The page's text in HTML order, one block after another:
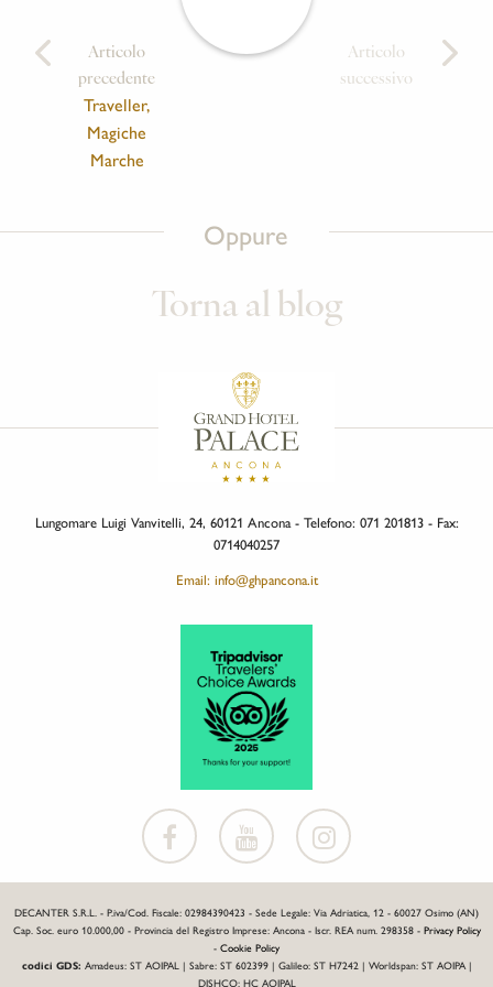
Articolo
precedente
Traveller,
Magiche
Marche
Articolo
successivo
Oppure
Torna al blog
Lungomare Luigi Vanvitelli, 24, 60121 Ancona - Telefono: 071 201813 - Fax:
0714040257
Email: info@ghpancona.it
DECANTER S.R.L. - P.iva/Cod. Fiscale: 02984390423 - Sede Legale: Via Adriatica, 12 - 60027 Osimo (AN)
Cap. Soc. euro 10.000,00 - Provincia del Registro Imprese: Ancona - Iscr. REA num. 298358 - Privacy Policy
- Cookie Policy
codici GDS: Amadeus: ST AOIPAL | Sabre: ST 602399 | Galileo: ST H7242 | Worldspan: ST AOIPA |
DISHCO: HC AOIPAL